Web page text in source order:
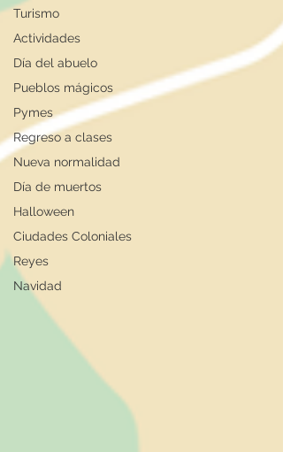
Turismo
Actividades
Día del abuelo
Pueblos mágicos
Pymes
Regreso a clases
Nueva normalidad
Día de muertos
Halloween
Ciudades Coloniales
Reyes
Navidad